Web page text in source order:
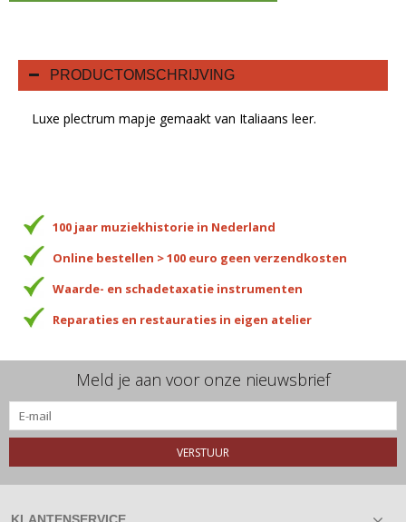
PRODUCTOMSCHRIJVING
Luxe plectrum mapje gemaakt van Italiaans leer.
100 jaar muziekhistorie in Nederland
Online bestellen > 100 euro geen verzendkosten
Waarde- en schadetaxatie instrumenten
Reparaties en restauraties in eigen atelier
Meld je aan voor onze nieuwsbrief
VERSTUUR
KLANTENSERVICE